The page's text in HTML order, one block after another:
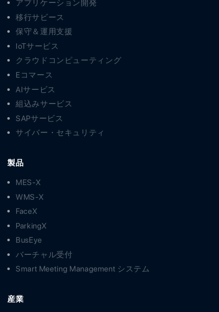
アプリケーション開発
移行サビース
保守＆運用支援
IoTサービス
クラウドコンピューティング
Eコマース
AIサービス
組込みサービス
SAPサービス
サイバー・セキュリティ
製品
MES-X
WMS-X
FaceX
ParkingX
BusEye
バーチャル受付
Smart Meeting Management システム
産業